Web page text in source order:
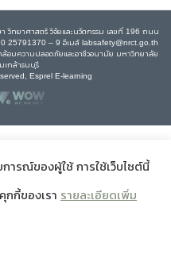
วิทยาศาสตร์ วิจัยและนวัตกรรม เลขที่ 196 ถนน
25791370 – 9 อีเมล์ labsafety@nrct.go.th
อมความปลอดภัยและอาชีวอนามัย มหาวิทยาลัย
เกล้าธนบุรี
Esprel E-learning
ารณ์ของผู้ใช้ การใช้เว็บไซต์นี้
กกี้ของเรา รายละเอียดเพิ่ม